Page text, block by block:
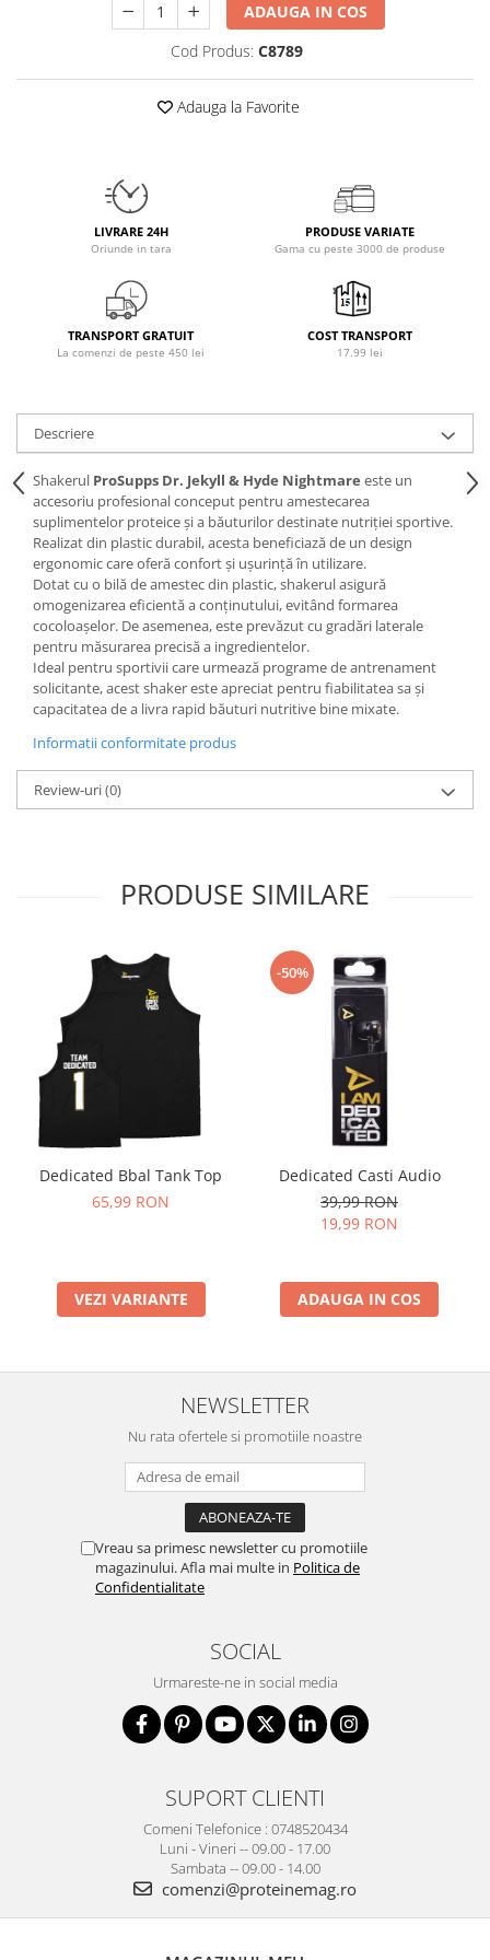
PeScience
Puritan`s Pride
Rich Piana 5% Nutrition
Scitec
Skill Nutrition
Smart Shake
Swanson
Under Armour
Universal
Vitargo
Weider
Zenana
ADAUGA IN COS
Cod Produs: C8789
Adauga la Favorite
LIVRARE 24H
Oriunde in tara
PRODUSE VARIATE
Gama cu peste 3000 de produse
TRANSPORT GRATUIT
La comenzi de peste 450 lei
COST TRANSPORT
17.99 lei
Descriere
Shakerul ProSupps Dr. Jekyll & Hyde Nightmare este un
accesoriu profesional conceput pentru amestecarea
suplimentelor proteice și a băuturilor destinate nutriției sportive.
Realizat din plastic durabil, acesta beneficiază de un design
ergonomic care oferă confort și ușurință în utilizare.
Dotat cu o bilă de amestec din plastic, shakerul asigură
omogenizarea eficientă a conținutului, evitând formarea
cocoloașelor. De asemenea, este prevăzut cu gradări laterale
pentru măsurarea precisă a ingredientelor.
Ideal pentru sportivii care urmează programe de antrenament
solicitante, acest shaker este apreciat pentru fiabilitatea sa și
capacitatea de a livra rapid băuturi nutritive bine mixate.
Informatii conformitate produs
Review-uri(0)
PRODUSE SIMILARE
Dedicated Bbal Tank Top
65,99 RON
VEZI VARIANTE
-50%
Dedicated Casti Audio
39,99 RON
19,99 RON
ADAUGA IN COS
NEWSLETTER
Nu rata ofertele si promotiile noastre
Vreau sa primesc newsletter cu promotiile
magazinului. Afla mai multe in Politica de
Confidentialitate
SOCIAL
Urmareste-ne in social media
SUPORT CLIENTI
Comeni Telefonice : 0748520434
Luni - Vineri -- 09.00 - 17.00
Sambata -- 09.00 - 14.00
comenzi@proteinemag.ro